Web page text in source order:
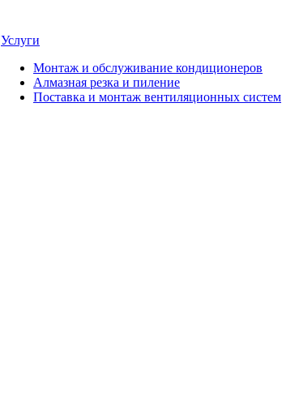
Услуги
Монтаж и обслуживание кондиционеров
Алмазная резка и пиление
Поставка и монтаж вентиляционных систем